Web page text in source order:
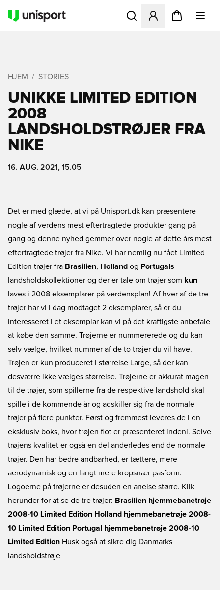
Åbner en Modal til at
HJEM STORIES
UNIKKE LIMITED EDITION
2008
LANDSHOLDSTRØJER FRA
NIKE
16. AUG. 2021, 15.05
Det er med glæde, at vi på Unisport.dk kan præsentere
nogle af verdens mest eftertragtede produkter gang på
gang og denne nyhed gemmer over nogle af dette års mest
eftertragtede trøjer fra Nike. Vi har nemlig nu fået Limited
Edition trøjer fra Brasilien, Holland og Portugals
landsholdskollektioner og der er tale om trøjer som kun
laves i 2008 eksemplarer på verdensplan! Af hver af de tre
trøjer har vi i dag modtaget 2 eksemplarer, så er du
interesseret i et eksemplar kan vi på det kraftigste anbefale
at købe den samme. Trøjerne er nummererede og du kan
selv vælge, hvilket nummer af de to trøjer du vil have.
Trøjen er kun produceret i størrelse Large, så der kan
desværre ikke vælges størrelse. Trøjerne er akkurat magen
til de trøjer, som spillerne fra de respektive landshold skal
spille i de kommende år og adskiller sig fra de normale
trøjer på flere punkter. Først og fremmest leveres de i en
eksklusiv boks, hvor trøjen flot er præsenteret indeni. Selve
trøjens kvalitet er også en del anderledes end de normale
trøjer. Den har bedre åndbarhed, er tættere, mere
aerodynamisk og en langt mere kropsnær pasform.
Logoerne på trøjerne er desuden en anelse større. Klik
herunder for at se de tre trøjer: Brasilien hjemmebanetrøje
2008-10 Limited Edition Holland hjemmebanetrøje 2008-
10 Limited Edition Portugal hjemmebanetrøje 2008-10
Limited Edition Husk også at sikre dig Danmarks
landsholdstrøje